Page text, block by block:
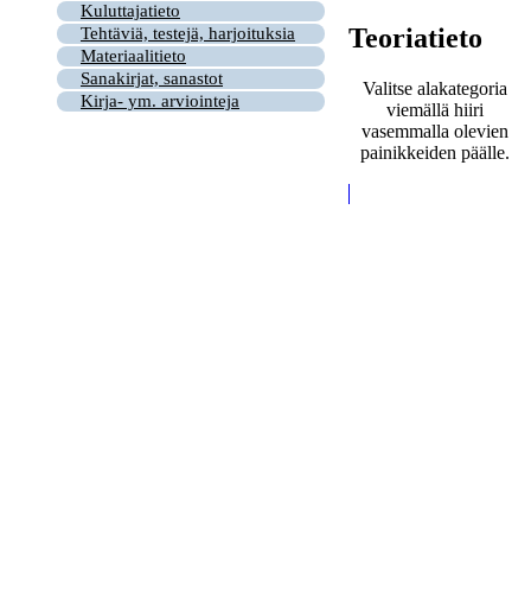
Kuluttajatieto
Tehtäviä, testejä, harjoituksia
Materiaalitieto
Sanakirjat, sanastot
Kirja- ym. arviointeja
Teoriatieto
Valitse alakategoria
viemällä hiiri
vasemmalla olevien
painikkeiden päälle.